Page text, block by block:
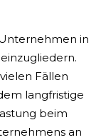
in
Fällen
langfristige
beim
an